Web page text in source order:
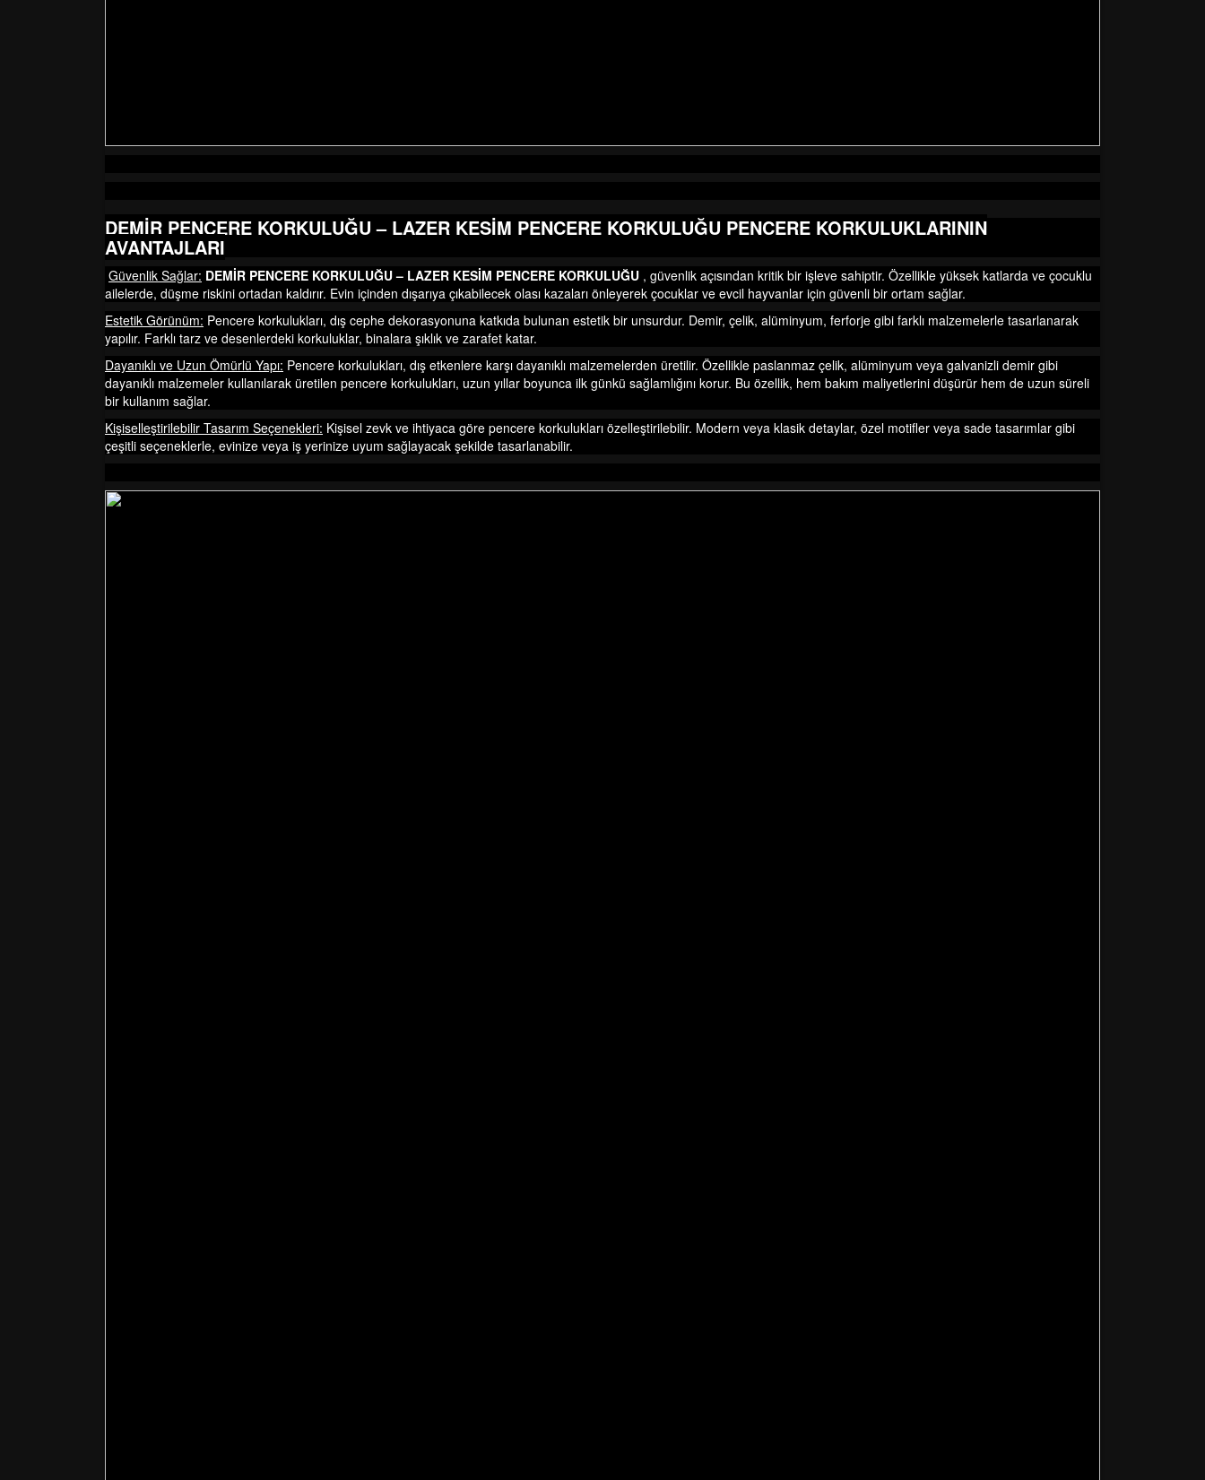
DEMİR PENCERE KORKULUĞU – LAZER KESİM PENCERE KORKULUĞU PENCERE KORKULUKLARININ
AVANTAJLARI
Güvenlik Sağlar: DEMİR PENCERE KORKULUĞU – LAZER KESİM PENCERE KORKULUĞU , güvenlik açısından kritik bir işleve sahiptir. Özellikle yüksek katlarda ve çocuklu
ailelerde, düşme riskini ortadan kaldırır. Evin içinden dışarıya çıkabilecek olası kazaları önleyerek çocuklar ve evcil hayvanlar için güvenli bir ortam sağlar.
Estetik Görünüm: Pencere korkulukları, dış cephe dekorasyonuna katkıda bulunan estetik bir unsurdur. Demir, çelik, alüminyum, ferforje gibi farklı malzemelerle tasarlanarak
yapılır. Farklı tarz ve desenlerdeki korkuluklar, binalara şıklık ve zarafet katar.
Dayanıklı ve Uzun Ömürlü Yapı: Pencere korkulukları, dış etkenlere karşı dayanıklı malzemelerden üretilir. Özellikle paslanmaz çelik, alüminyum veya galvanizli demir gibi
dayanıklı malzemeler kullanılarak üretilen pencere korkulukları, uzun yıllar boyunca ilk günkü sağlamlığını korur. Bu özellik, hem bakım maliyetlerini düşürür hem de uzun süreli
bir kullanım sağlar.
Kişiselleştirilebilir Tasarım Seçenekleri: Kişisel zevk ve ihtiyaca göre pencere korkulukları özelleştirilebilir. Modern veya klasik detaylar, özel motifler veya sade tasarımlar gibi
çeşitli seçeneklerle, evinize veya iş yerinize uyum sağlayacak şekilde tasarlanabilir.